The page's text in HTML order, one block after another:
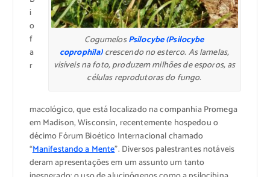
CogumelosPsilocybe (Psilocybe
coprophila)crescendo no esterco. As lamelas,
visíveis na foto, produzem milhões de esporos, as
células reprodutoras do fungo.
i
o
f
a
r
macológico, que está localizado na companhia Promega
em Madison, Wisconsin, recentemente hospedou o
décimo Fórum Bioético Internacional chamado
“Manifestando a Mente”. Diversos palestrantes notáveis
deram apresentações em um assunto um tanto